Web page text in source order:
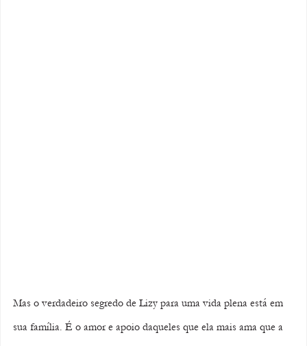
Mas o verdadeiro segredo de Lizy para uma vida plena está em
sua família. É o amor e apoio daqueles que ela mais ama que a